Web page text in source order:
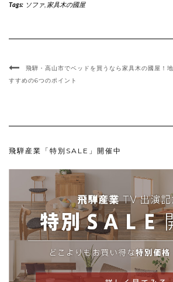
Tags: ソファ, 家具木の國屋
飛騨・高山市でベッドを買うなら家具木の國屋！
すすめの6つのポイント
飛騨産業「特別SALE」開催中